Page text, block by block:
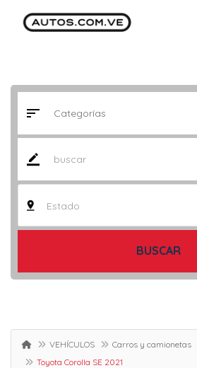
Estado
BUSCAR
VEHÍCULOS
Carros y camionetas
Toyota Corolla SE 2021